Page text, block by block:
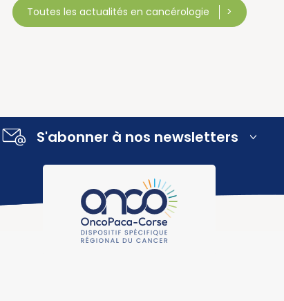
Toutes les actualités en cancérologie
S'abonner à nos newsletters